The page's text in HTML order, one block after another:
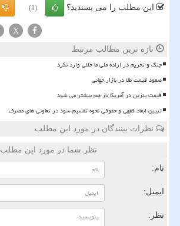
این مطلب را می پسندید؟ (1)
X
تازه ترین مطالب مرتبط
جنگ و تحریم در اراده ملی ما خللی وارد نکرد
صعود قیمت طلا در بازار جهانی
قیمت بنزین در آمریکا باز هم بیشتر می شود
تبیین ابعاد فقهی و حقوقی نحوه تقسیم سود در تعاونی های مصرف
نظرات بینندگان در مورد این مطلب
نظر شما در مورد این مطلب
نام:
ایمیل:
نظر: